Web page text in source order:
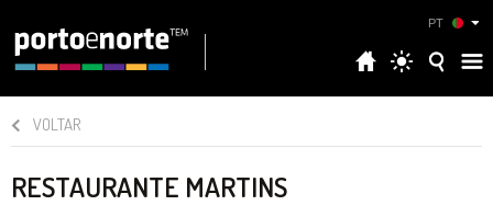
PT
VOLTAR
RESTAURANTE MARTINS